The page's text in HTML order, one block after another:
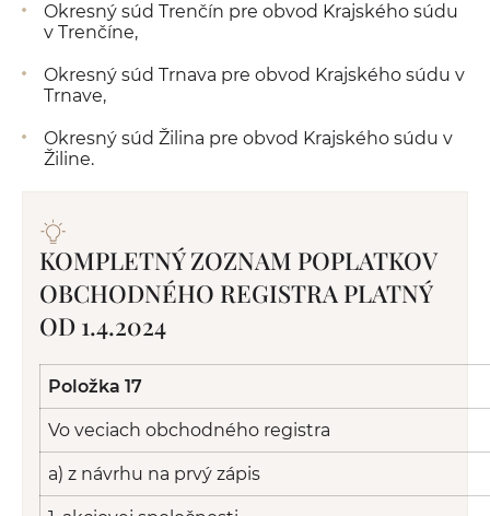
Okresný súd Trenčín pre obvod Krajského súdu
v Trenčíne,
Okresný súd Trnava pre obvod Krajského súdu v
Trnave,
Okresný súd Žilina pre obvod Krajského súdu v
Žiline.
KOMPLETNÝ ZOZNAM POPLATKOV
OBCHODNÉHO REGISTRA PLATNÝ
OD 1.4.2024
Položka 17
Vo veciach obchodného registra
a) z návrhu na prvý zápis